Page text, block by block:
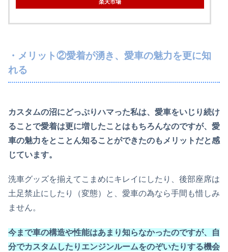
楽天市場
・メリット②愛着が湧き、愛車の魅力を更に知
れる
カスタムの沼にどっぷりハマった私は、愛車をいじり続け
ることで愛着は更に増したことはもちろんなのですが、愛
車の魅力をとことん知ることができたのもメリットだと感
じています。
洗車グッズを揃えてこまめにキレイにしたり、後部座席は
土足禁止にしたり（変態）と、愛車の為なら手間も惜しみ
ません。
今まで車の構造や性能はあまり知らなかったのですが、自
分でカスタムしたりエンジンルームをのぞいたりする機会